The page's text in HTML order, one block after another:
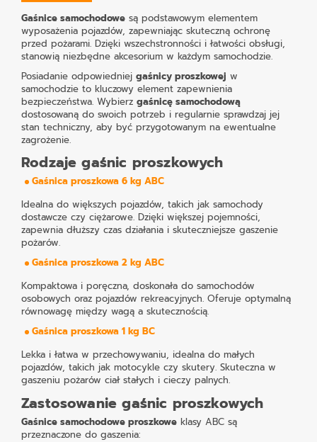
Gaśnice samochodowe są podstawowym elementem
wyposażenia pojazdów, zapewniając skuteczną ochronę
przed pożarami. Dzięki wszechstronności i łatwości obsługi,
stanowią niezbędne akcesorium w każdym samochodzie.
Posiadanie odpowiedniej gaśnicy proszkowej w
samochodzie to kluczowy element zapewnienia
bezpieczeństwa. Wybierz gaśnicę samochodową
dostosowaną do swoich potrzeb i regularnie sprawdzaj jej
stan techniczny, aby być przygotowanym na ewentualne
zagrożenie.
Rodzaje gaśnic proszkowych
Gaśnica proszkowa 6 kg ABC
Idealna do większych pojazdów, takich jak samochody
dostawcze czy ciężarowe. Dzięki większej pojemności,
zapewnia dłuższy czas działania i skuteczniejsze gaszenie
pożarów.
Gaśnica proszkowa 2 kg ABC
Kompaktowa i poręczna, doskonała do samochodów
osobowych oraz pojazdów rekreacyjnych. Oferuje optymalną
równowagę między wagą a skutecznością.
Gaśnica proszkowa 1 kg BC
Lekka i łatwa w przechowywaniu, idealna do małych
pojazdów, takich jak motocykle czy skutery. Skuteczna w
gaszeniu pożarów ciał stałych i cieczy palnych.
Zastosowanie gaśnic proszkowych
Gaśnice samochodowe proszkowe klasy ABC są
przeznaczone do gaszenia: